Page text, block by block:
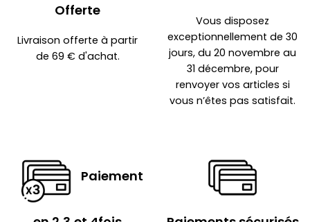
Offerte
Livraison offerte à partir
de 69 € d'achat.
Vous disposez
exceptionnellement de 30
jours, du 20 novembre au
31 décembre, pour
renvoyer vos articles si
vous n’êtes pas satisfait.
Paiement